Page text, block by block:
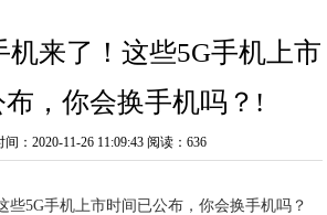
机来了！这些5G手机上市
布，你会换手机吗？!
：2020-11-26 11:09:43 阅读：636
些5G手机上市时间已公布，你会换手机吗？